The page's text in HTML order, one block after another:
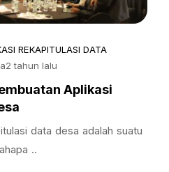
REKAPITULASI DATA
tahun lalu
Aplikasi
data desa adalah suatu
..